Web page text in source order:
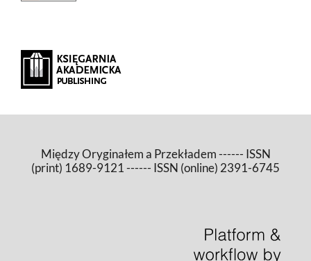
Między Oryginałem a Przekładem ------ ISSN
(print) 1689-9121 ------ ISSN (online) 2391-6745